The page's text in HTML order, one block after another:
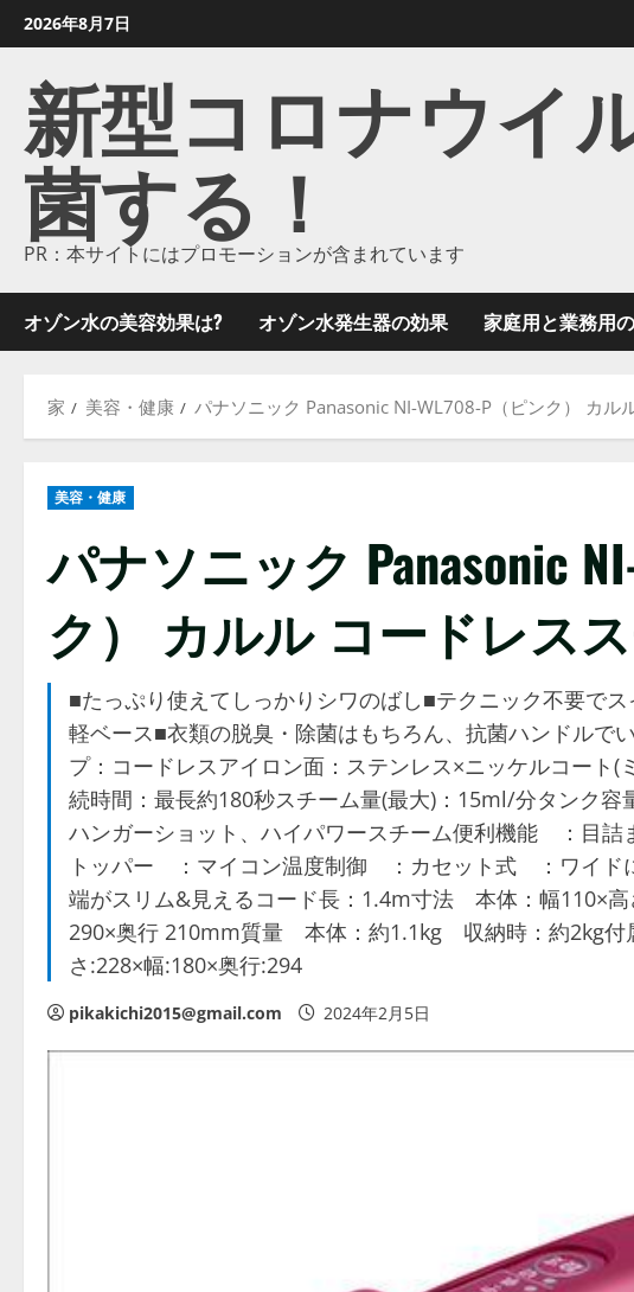
ン
2026年8月7日
新型コロナウイ
菌する！
PR：本サイトにはプロモーションが含まれています
オゾン水の美容効果は? オゾン水発生器の効果 家庭用と業務用
家 美容・健康 パナソニック Panasonic NI-WL708-P（ピンク） カル
美容・健康
パナソニック Panasonic
ク） カルル コードレス
■たっぷり使えてしっかりシワのばし■テクニック不要で
軽ベース■衣類の脱臭・除菌はもちろん、抗菌ハンドルで
プ：コードレスアイロン面：ステンレス×ニッケルコート
続時間：最長約180秒スチーム量(最大)：15ml/分タンク容
ハンガーショット、ハイパワースチーム便利機能 ：目
トッパー ：マイコン温度制御 ：カセット式 ：ワイド
端がスリム&見えるコード長：1.4m寸法 本体：幅110×
290×奥行 210mm質量 本体：約1.1kg 収納時：約2kg
さ:228×幅:180×奥行:294
pikakichi2015@gmail.com 2024年2月5日